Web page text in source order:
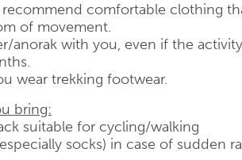
recommend comfortable clothing
of movement.
anorak with you, even if the
wear trekking footwear.
bring:
suitable for cycling/walking
socks) in case of sudden